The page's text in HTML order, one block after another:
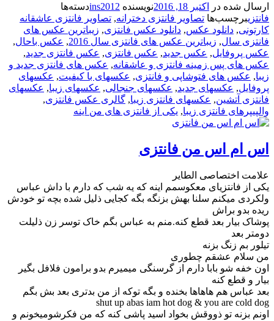
ارسال شده در اکتبر 18, 2016 نویسنده ins2012دسته‌ها
فانتزیبرچسب‌ها تصاویر فانتزی دخترانه, تصاویر فانتزی عاشقانه
کارتونی, دانلود عکس, دانلود عکس فانتزی, زیباترین عکس های
فانتزی سال, زیباترین عکس های فانتزی سال 2016 , عکس باحال,
عکس پروفایل, عکس جدید, عکس فانتزی, عکس فانتزی جدید,
عکس های پس زمینه فانتزی و عاشقانه, عکس های فانتزی جدید و
زیبا, عکس های فتوشاپی و فانتزی, عکسهای با کیفیت, عکسهای
پروفایل, عکسهای جدید, عکسهای جنجالی, عکسهای زیبا, عکسهای
فانتزی آتشین, عکسهای فانتزی زیبا, گالری عکس فانتزی,
والپیپرهای فانتزی زیبا, یکی از فانتزی های من اینه
اس ام اس من فانتزی
علامت اختصاصی الطایر
یکی از فانتزیای معکوسمم اینه که یه شب که دارم با داش عباس
ولکردی میکنم سلنا بهش بزنگه بگه کجایی ذلیل شده بچه تو خودش
ریده بدو براش
پوشاک بیار بعد قطع کنه.منم به عباس بگم خاک توسر زن ذلیلت
دومتر بعد
تیلور بم زنگ بزنه
من سلام عشقم چطوری
اون خفه شو بابا دارم از گرسنگی میمیرم بدو برامون فلافل بگیر
بیار و قطع کنه
بعد عباس هم هاهاها بخنده و بگه توکه از من بدتری بعد بش بگم
shut up abas iam hot dog & you are cold dog
اونم بزنه تو ذووقش بخواد اسید پاشی کنه که من فکرشومیخونم و